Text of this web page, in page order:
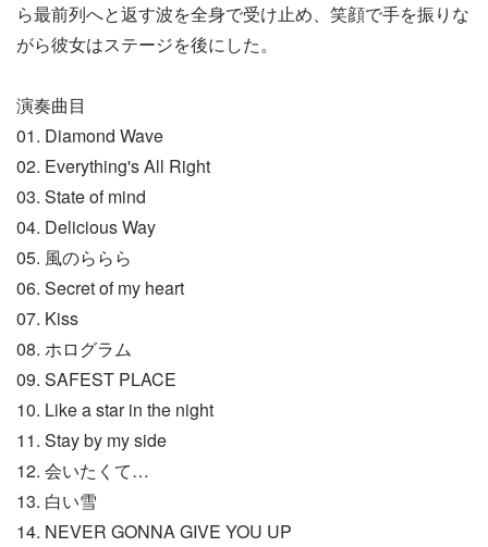
ら最前列へと返す波を全身で受け止め、笑顔で手を振りな
がら彼女はステージを後にした。
演奏曲目
01. Diamond Wave
02. Everything's All Right
03. State of mind
04. Delicious Way
05. 風のららら
06. Secret of my heart
07. Kiss
08. ホログラム
09. SAFEST PLACE
10. Like a star in the night
11. Stay by my side
12. 会いたくて…
13. 白い雪
14. NEVER GONNA GIVE YOU UP